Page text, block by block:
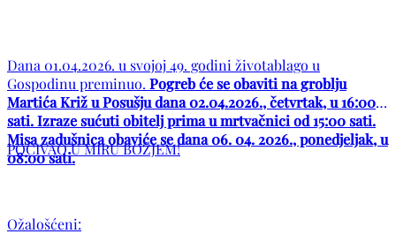
Dana 01.04.2026. u svojoj 49. godini životablago u
Gospodinu preminuo. Pogreb će se obaviti na groblju
Martića Križ u Posušju dana 02.04.2026., četvrtak, u 16:00
sati. Izraze sućuti obitelj prima u mrtvačnici od 15:00 sati.
Misa zadušnica obaviće se dana 06. 04. 2026., ponedjeljak, u
08:00 sati.
POČIVAO U MIRU BOŽJEM!
Ožalošćeni: